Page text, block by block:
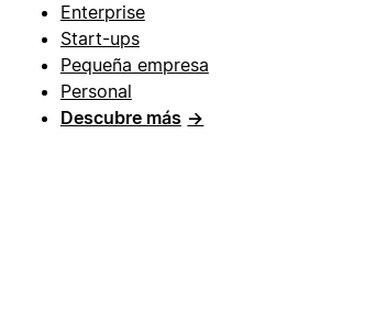
Enterprise
Start-ups
Pequeña empresa
Personal
Descubre más →